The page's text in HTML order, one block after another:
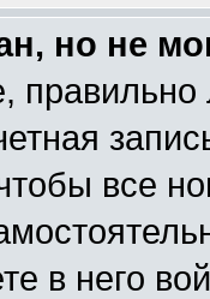
но не
все
в него